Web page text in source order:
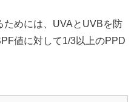
ためには、UVAとUVBを防
値に対して1/3以上のPPD